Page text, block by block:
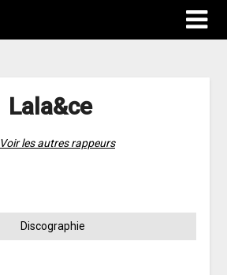
Lala&ce
Voir les autres rappeurs
Discographie